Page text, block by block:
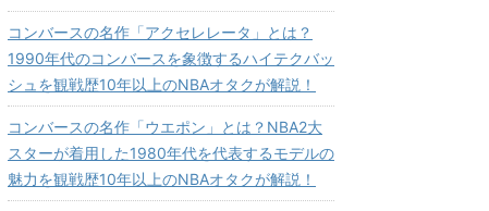
コンバースの名作「アクセレレータ」とは？
1990年代のコンバースを象徴するハイテクバッ
シュを観戦歴10年以上のNBAオタクが解説！
コンバースの名作「ウエポン」とは？NBA2大
スターが着用した1980年代を代表するモデルの
魅力を観戦歴10年以上のNBAオタクが解説！